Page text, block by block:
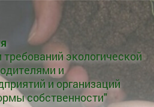
экологической
и
и организаций
собственности"